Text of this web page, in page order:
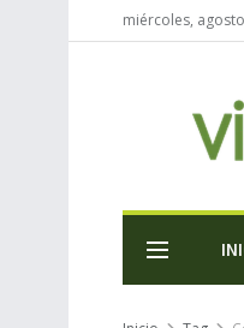
miércoles,